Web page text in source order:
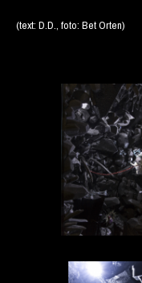
(text: D.D., foto: Bet Orten)